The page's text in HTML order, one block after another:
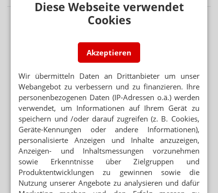
Diese Webseite verwendet
Cookies
Akzeptieren
Wir übermitteln Daten an Drittanbieter um unser
Webangebot zu verbessern und zu finanzieren. Ihre
personenbezogenen Daten (IP-Adressen o.ä.) werden
verwendet, um Informationen auf Ihrem Gerät zu
speichern und /oder darauf zugreifen (z. B. Cookies,
Geräte-Kennungen oder andere Informationen),
personalisierte Anzeigen und Inhalte anzuzeigen,
Anzeigen- und Inhaltsmessungen vorzunehmen
sowie Erkenntnisse über Zielgruppen und
Produktentwicklungen zu gewinnen sowie die
Nutzung unserer Angebote zu analysieren und dafür